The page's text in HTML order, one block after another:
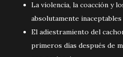
La violencia, la coacción y
absolutamente
El adiestramiento del
primeros días después de